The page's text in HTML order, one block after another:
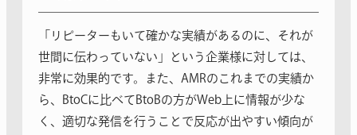
「リピーターもいて確かな実績があるのに、それが
世間に伝わっていない」という企業様に対しては、
非常に効果的です。また、AMRのこれまでの実績か
ら、BtoCに比べてBtoBの方がWeb上に情報が少な
く、適切な発信を行うことで反応が出やすい傾向が